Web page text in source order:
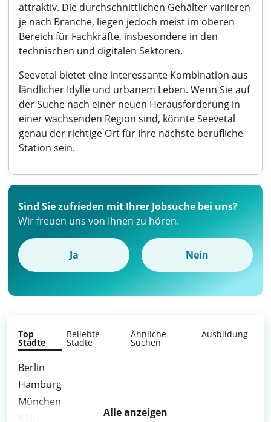
attraktiv. Die durchschnittlichen Gehälter variieren
je nach Branche, liegen jedoch meist im oberen
Bereich für Fachkräfte, insbesondere in den
technischen und digitalen Sektoren.
Seevetal bietet eine interessante Kombination aus
ländlicher Idylle und urbanem Leben. Wenn Sie auf
der Suche nach einer neuen Herausforderung in
einer wachsenden Region sind, könnte Seevetal
genau der richtige Ort für Ihre nächste berufliche
Station sein.
Sind Sie zufrieden mit Ihrer Jobsuche bei uns?
Wir freuen uns von Ihnen zu hören.
Ja Nein
Top
Städte
Beliebte
Städte
Ähnliche
Suchen
Ausbildung
Berlin
Hamburg
München
Alle anzeigen